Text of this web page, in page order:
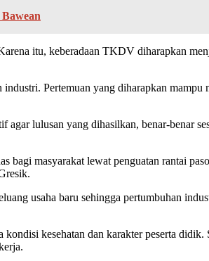
itu, keberadaan TKDV diharapkan
Pertemuan yang diharapkan
lulusan yang dihasilkan, benar-benar
masyarakat lewat penguatan rantai
usaha baru sehingga pertumbuhan
kesehatan dan karakter peserta